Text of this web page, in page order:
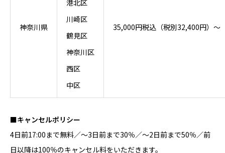
神奈川県
港北区
川崎区
鶴見区
神奈川区
西区
中区
35,000円税込（税別32,400円）～
■キャンセルポリシー
4日前17:00まで無料／～3日前まで30％／～2日前まで50％／前
日以降は100％のキャンセル料をいただきます。